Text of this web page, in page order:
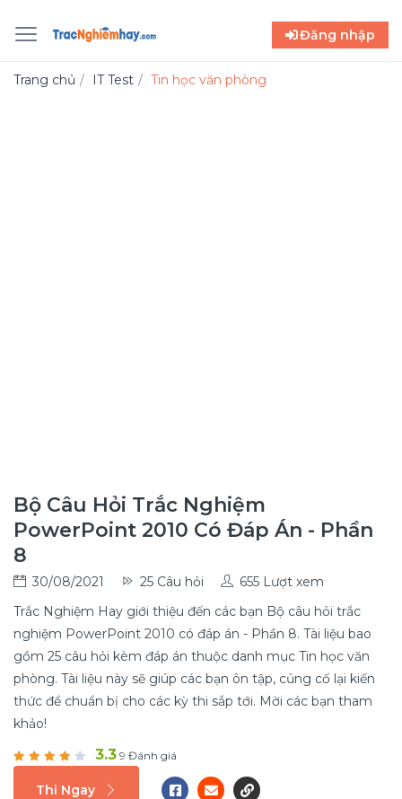
Đăng nhập
Trang chủ IT Test Tin học văn phòng
Bộ Câu Hỏi Trắc Nghiệm
PowerPoint 2010 Có Đáp Án - Phần
8
30/08/2021 25 Câu hỏi
655 Lượt xem
Trắc Nghiệm Hay giới thiệu đến các bạn Bộ câu hỏi trắc
nghiệm PowerPoint 2010 có đáp án - Phần 8. Tài liệu bao
gồm 25 câu hỏi kèm đáp án thuộc danh mục Tin học văn
phòng. Tài liệu này sẽ giúp các bạn ôn tập, củng cố lại kiến
thức để chuẩn bị cho các kỳ thi sắp tới. Mời các bạn tham
khảo!
3.3 9 Đánh giá
Thi Ngay